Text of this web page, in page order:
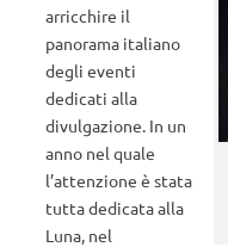
arricchire il
panorama italiano
degli eventi
dedicati alla
divulgazione. In un
anno nel quale
l’attenzione è stata
tutta dedicata alla
Luna, nel